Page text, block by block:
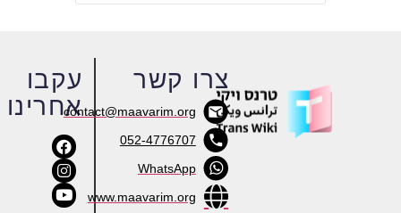
עקבו
אחרינו
צרו קשר
contact@maavarim.org
052-4776707
WhatsApp
www.maavarim.org